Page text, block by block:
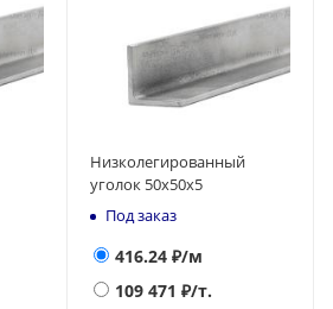
Низколегированный
уголок 50х50х5
Под заказ
416.24 ₽/м
109 471 ₽/т.